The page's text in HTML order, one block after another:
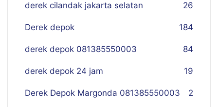
derek cilandak jakarta selatan 26
Derek depok 184
derek depok 081385550003 84
derek depok 24 jam 19
Derek Depok Margonda 081385550003 2